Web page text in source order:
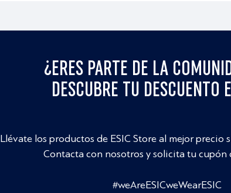
¿ERES PARTE DE LA
DESCUBRE TU DESCUENTO
Llévate los productos de ESIC Store al mejor precio
Contacta con nosotros y solicita tu cupón
#weAreESICweWearESIC